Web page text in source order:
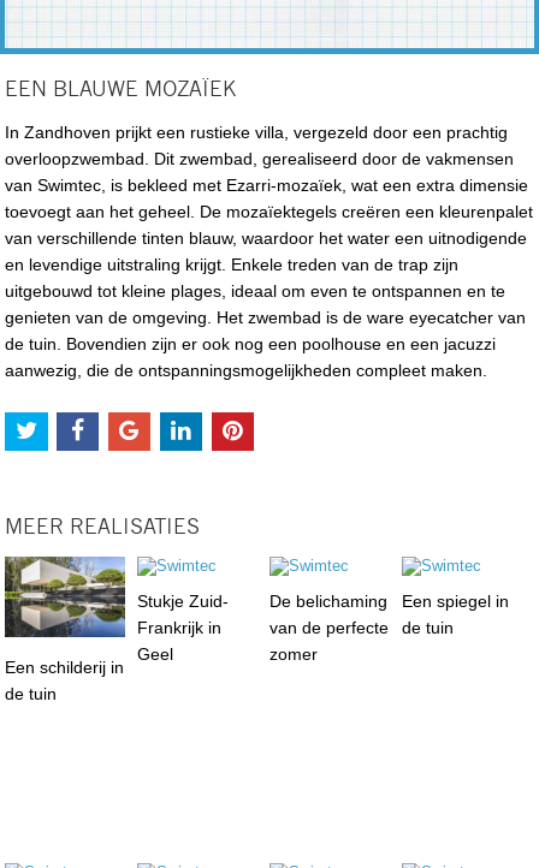
EEN BLAUWE MOZAÏEK
In Zandhoven prijkt een rustieke villa, vergezeld door een prachtig
overloopzwembad. Dit zwembad, gerealiseerd door de vakmensen
van Swimtec, is bekleed met Ezarri-mozaïek, wat een extra dimensie
toevoegt aan het geheel. De mozaïektegels creëren een kleurenpalet
van verschillende tinten blauw, waardoor het water een uitnodigende
en levendige uitstraling krijgt. Enkele treden van de trap zijn
uitgebouwd tot kleine plages, ideaal om even te ontspannen en te
genieten van de omgeving. Het zwembad is de ware eyecatcher van
de tuin. Bovendien zijn er ook nog een poolhouse en een jacuzzi
aanwezig, die de ontspanningsmogelijkheden compleet maken.
MEER REALISATIES
Een schilderij in
de tuin
Stukje Zuid-
Frankrijk in
Geel
De belichaming
van de perfecte
zomer
Een spiegel in
de tuin